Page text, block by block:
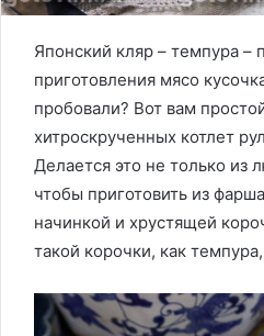
Японский кляр – темпура –
приготовления мясо
пробовали? Вот вам
хитроскрученных котлет
Делается это не только из
чтобы приготовить из
начинкой и хрустящей
такой корочки, как